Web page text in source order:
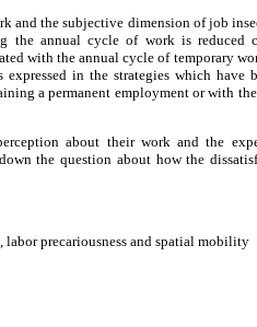
and the subjective dimension of job
the annual cycle of work is reduced
with the annual cycle of temporary
in the strategies which have
a permanent employment or with
about their work and the
the question about how the
labor precariousness and spatial mobility